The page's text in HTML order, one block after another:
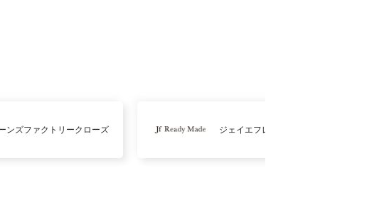
ンズファクトリークローズ ジェイエフレディメイド